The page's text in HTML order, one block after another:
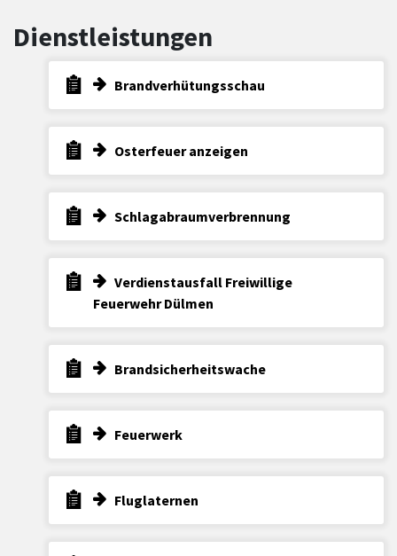
Dienstleistungen
Brandverhütungsschau
Osterfeuer anzeigen
Schlagabraumverbrennung
Verdienstausfall Freiwillige
Feuerwehr Dülmen
Brandsicherheitswache
Feuerwerk
Fluglaternen